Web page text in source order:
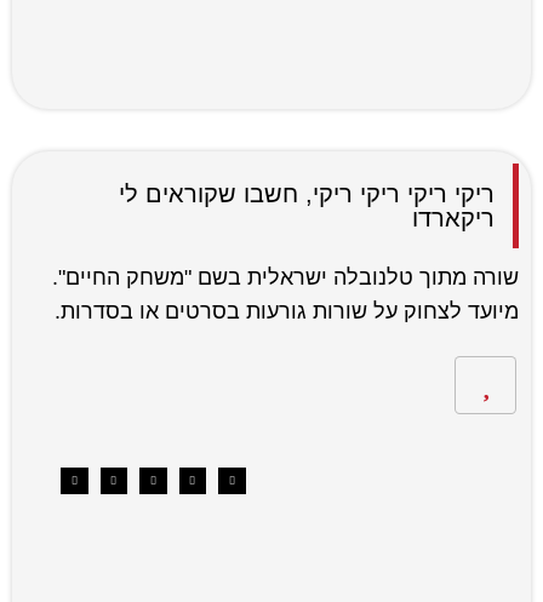
ריקי ריקי ריקי ריקי, חשבו שקוראים לי
ריקארדו
שורה מתוך טלנובלה ישראלית בשם "משחק החיים".
מיועד לצחוק על שורות גורעות בסרטים או בסדרות.